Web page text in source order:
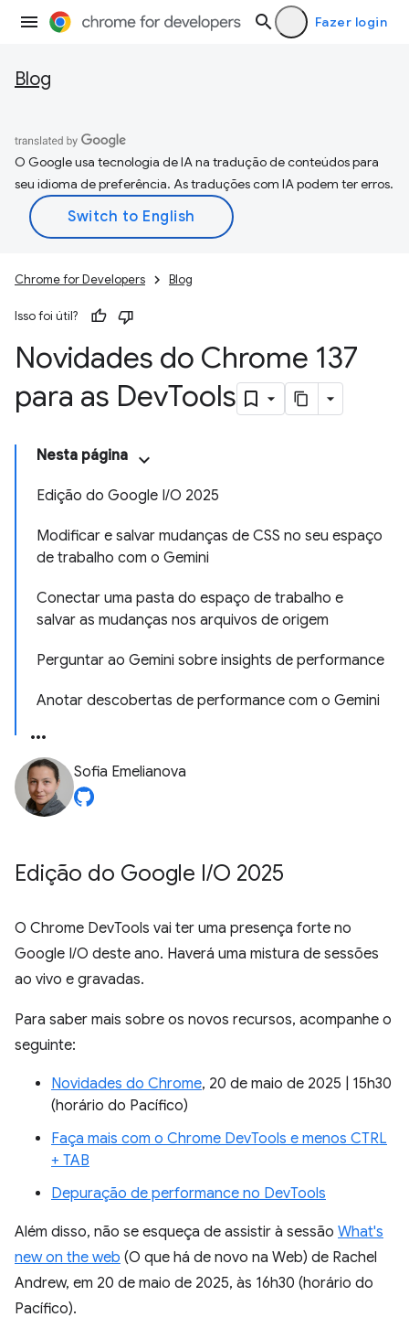
Fazer login
Blog
O Google usa tecnologia de IA na tradução de conteúdos para
seu idioma de preferência. As traduções com IA podem ter erros.
Chrome for Developers Blog
Isso foi útil?
Novidades do Chrome 137
para as DevTools
Nesta página
Edição do Google I/O 2025
Modificar e salvar mudanças de CSS no seu espaço
de trabalho com o Gemini
Conectar uma pasta do espaço de trabalho e
salvar as mudanças nos arquivos de origem
Perguntar ao Gemini sobre insights de performance
Anotar descobertas de performance com o Gemini
Sofia Emelianova
Edição do Google I/O 2025
O Chrome DevTools vai ter uma presença forte no
Google I/O deste ano. Haverá uma mistura de sessões
ao vivo e gravadas.
Para saber mais sobre os novos recursos, acompanhe o
seguinte:
Novidades do Chrome, 20 de maio de 2025 | 15h30
(horário do Pacífico)
Faça mais com o Chrome DevTools e menos CTRL
+ TAB
Depuração de performance no DevTools
Além disso, não se esqueça de assistir à sessão What's
new on the web (O que há de novo na Web) de Rachel
Andrew, em 20 de maio de 2025, às 16h30 (horário do
Pacífico).